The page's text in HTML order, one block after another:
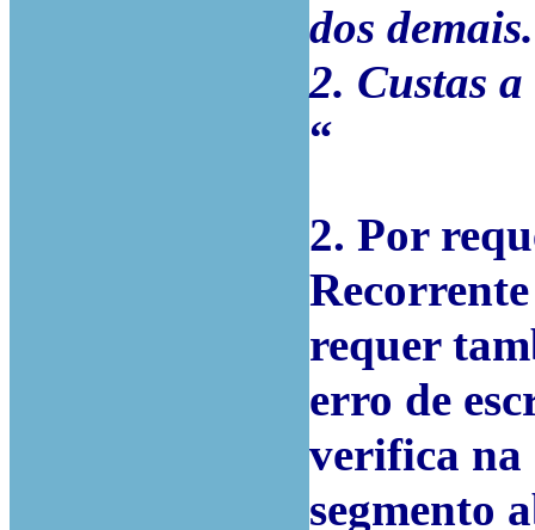
dos demais.
2. Custas
“
2. Por
requer
erro de
verifica na
segmento